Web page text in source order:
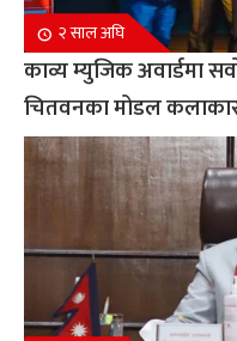
२ साल अघि
काव्य म्युजिक अवार्डमा
चितवनका मोडल